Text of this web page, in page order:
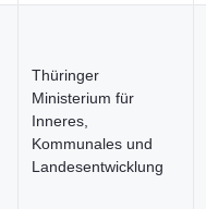
Thüringer
Ministerium für
Inneres,
Kommunales und
Landesentwicklung